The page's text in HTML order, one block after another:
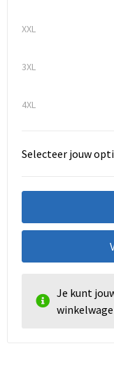
XXL
3XL
4XL
Selecteer jouw
Je kunt